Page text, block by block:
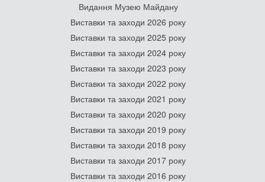
Видання Музею Майдану
Виставки та заходи 2026 року
Виставки та заходи 2025 року
Виставки та заходи 2024 року
Виставки та заходи 2023 року
Виставки та заходи 2022 року
Виставки та заходи 2021 року
Виставки та заходи 2020 року
Виставки та заходи 2019 року
Виставки та заходи 2018 року
Виставки та заходи 2017 року
Виставки та заходи 2016 року